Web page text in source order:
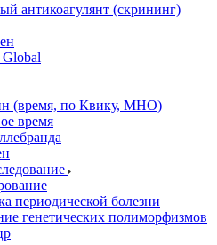
антикоагулянт (скрининг)
(время, по Квику, МНО)
время
периодической болезни
генетических полиморфизмов